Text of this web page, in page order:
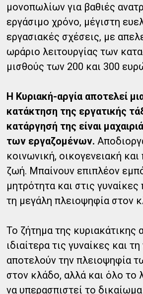
μονοπωλίων για βαθιές
εργάσιμο χρόνο, μέγιστη
εργασιακές σχέσεις, με
ωράριο λειτουργίας των
μισθούς των 200 και 300
Η Κυριακή-αργία αποτελεί
κατάκτηση της εργατικής
κατάργησή της είναι
των εργαζομένων.
κοινωνική, οικογενειακή
ζωή. Μπαίνουν επιπλέον
μητρότητα και στις
τη μεγάλη πλειοψηφία στον
Το ζήτημα της κυριακάτικης
ιδιαίτερα τις γυναίκες και
αποτελούν την πλειοψηφία
στον κλάδο, αλλά και όλο το
να υπερασπιστεί το